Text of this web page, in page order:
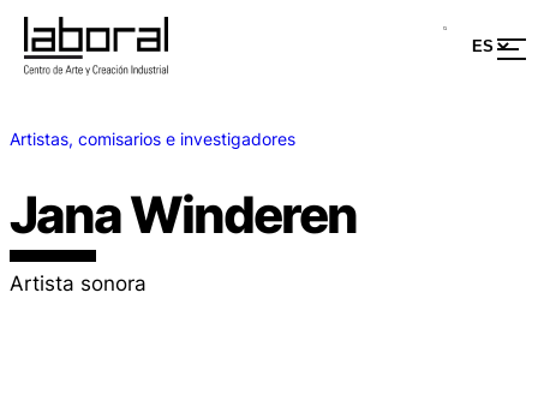
Artistas, comisarios e investigadores
Jana Winderen
Artista sonora